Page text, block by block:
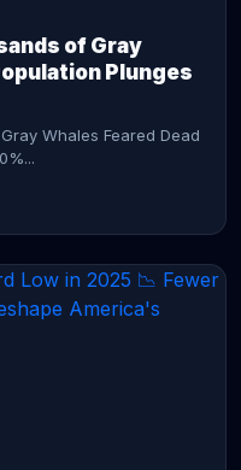
of Gray
Plunges
Whales Feared Dead